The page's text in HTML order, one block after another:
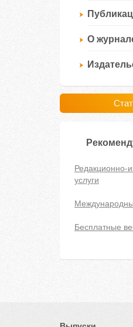
О
Редакционно-
услуги
Бесплатные